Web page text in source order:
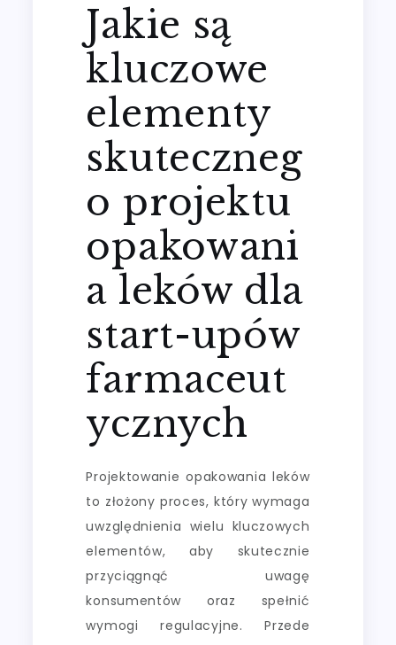
Jakie są
kluczowe
elementy
skuteczneg
o projektu
opakowani
a leków dla
start-upów
farmaceut
ycznych
Projektowanie opakowania leków
to złożony proces, który wymaga
uwzględnienia wielu kluczowych
elementów, aby skutecznie
przyciągnąć uwagę
konsumentów oraz spełnić
wymogi regulacyjne. Przede